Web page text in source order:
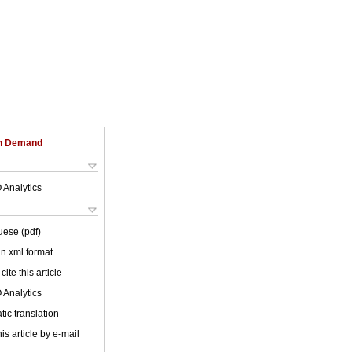
Demand
Analytics
(pdf)
xml format
this article
Analytics
translation
article by e-mail